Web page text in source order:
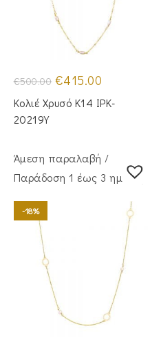
€500.00 Original
price
was:
€500.00.
€415.00
τιμή
είναι:
Κολιέ Χρυσό Κ14 IPK-
20219Y
Άμεση παραλαβή /
Παράδoση 1 έως 3 ημέρες
-18%